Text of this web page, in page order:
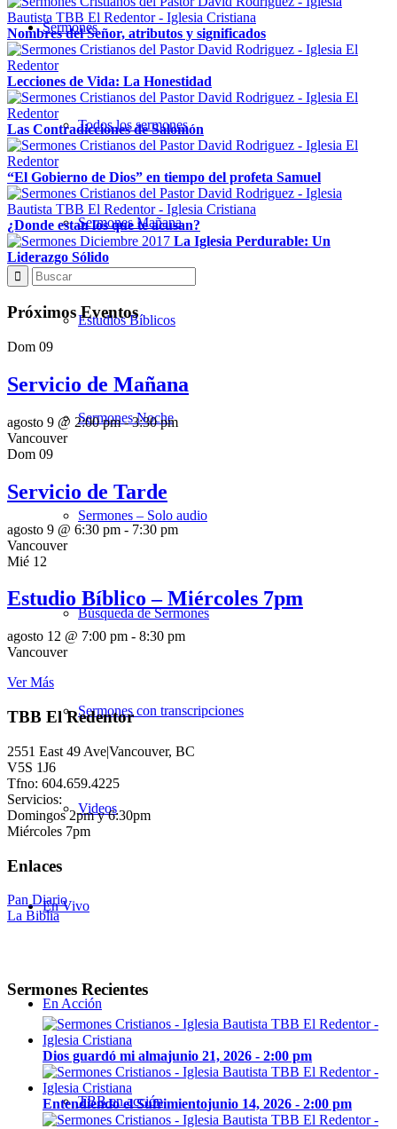
Sermones
Todos los sermones
Sermones Mañana
Estudios Bíblicos
Sermones Noche
Sermones – Solo audio
Búsqueda de Sermones
Sermones con transcripciones
Videos
En Vivo
En Acción
TBB en acción
Nombres del Señor, atributos y significados
Lecciones de Vida: La Honestidad
Las Contradicciones de Salomón
“El Gobierno de Dios” en tiempo del profeta Samuel
¿Donde estan los que te acusan?
La Iglesia Perdurable: Un
Liderazgo Sólido
Próximos Eventos
Dom 09
Servicio de Mañana
agosto 9 @ 2:00 pm-3:30 pm
Vancouver
Dom 09
Servicio de Tarde
agosto 9 @ 6:30 pm - 7:30 pm
Vancouver
Mié 12
Estudio Bíblico – Miércoles 7pm
agosto 12 @ 7:00 pm - 8:30 pm
Vancouver
Ver Más
TBB El Redentor
2551 East 49 Ave|Vancouver, BC
V5S 1J6
Tfno: 604.659.4225
Servicios:
Domingos 2pm y 6:30pm
Miércoles 7pm
Enlaces
Pan Diario
La Biblia
Sermones Recientes
Dios guardó mi almajunio 21, 2026 - 2:00 pm
Entendiendo el Sufrimientojunio 14, 2026 - 2:00 pm